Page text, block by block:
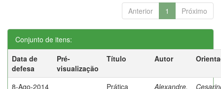
Anterior 1 Próximo
Conjunto de itens:
Data de
defesa
Pré-
visualização
Título Autor
8-Ago-2014
Prática
Alexandre,